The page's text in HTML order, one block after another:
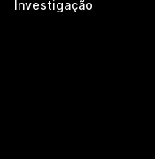
Investigação